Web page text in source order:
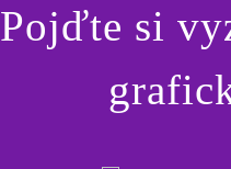
Pojďte si